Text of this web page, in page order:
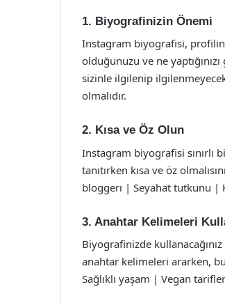
1. Biyografinizin Önemi
Instagram biyografisi,
olduğunuzu ve ne
sizinle ilgilenip
olmalıdır.
2. Kısa ve Öz Olun
Instagram biyografisi sınırlı
tanıtırken kısa ve öz
bloggerı | Seyahat tutkunu |
3. Anahtar Kelimeleri
Biyografinizde
anahtar kelimeleri ararken,
Sağlıklı yaşam | Vegan